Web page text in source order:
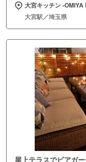
大宮キッチン ‐OMIYA
大宮駅／埼玉県
屋上テラスでビアガ